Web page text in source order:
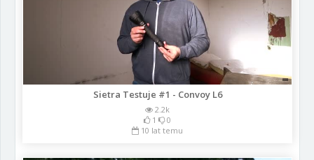
Sietra Testuje #1 - Convoy L6
2.2k
1
0
10 lat temu